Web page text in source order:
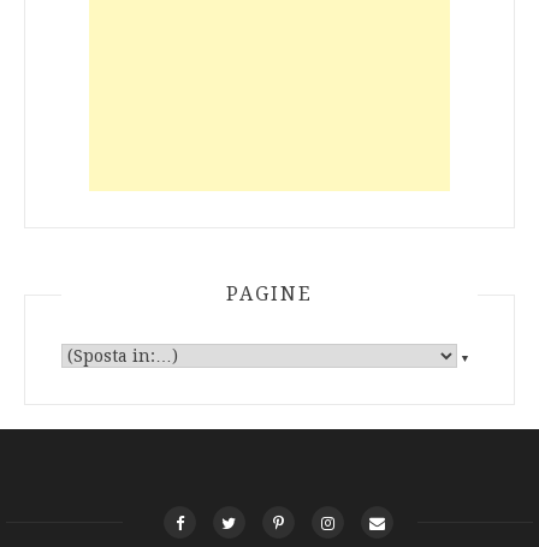
PAGINE
▼